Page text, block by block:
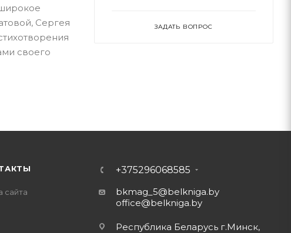
Сергея
своего
ЗАДАТЬ ВОПРОС
сайта
+375296068585
bkmag_5@belkniga.by
office@belkniga.by
Республика Беларусь г.Минск,